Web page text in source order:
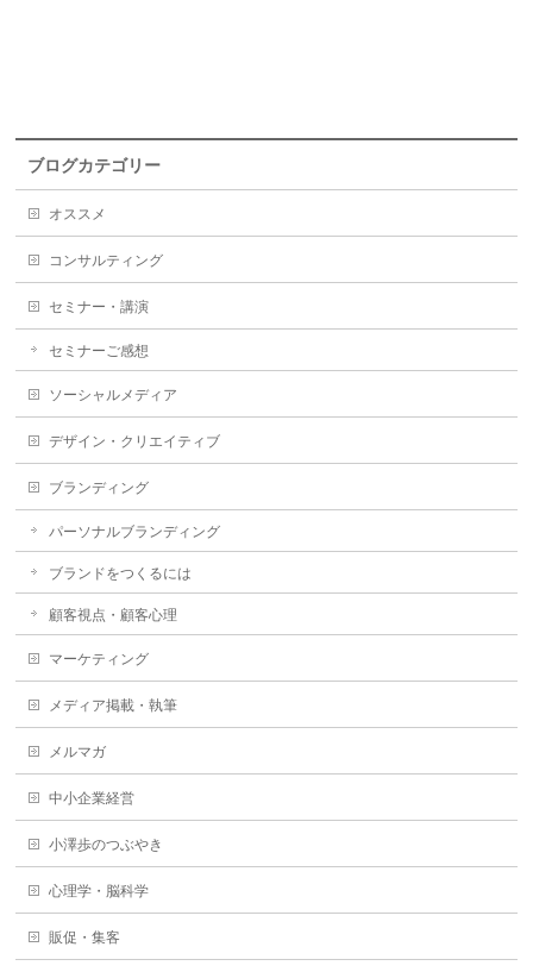
ブログカテゴリー
オススメ
コンサルティング
セミナー・講演
セミナーご感想
ソーシャルメディア
デザイン・クリエイティブ
ブランディング
パーソナルブランディング
ブランドをつくるには
顧客視点・顧客心理
マーケティング
メディア掲載・執筆
メルマガ
中小企業経営
小澤歩のつぶやき
心理学・脳科学
販促・集客